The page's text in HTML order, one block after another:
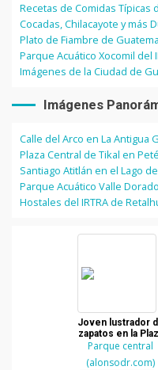
Recetas de Comidas Típicas
Cocadas, Chilacayote y más
Plato de Fiambre de
Parque Acuático Xocomil del
Imágenes de la Ciudad de
Imágenes
Calle del Arco en La Antigua
Plaza Central de Tikal en
Santiago Atitlán en el Lago
Parque Acuático Valle
Hostales del IRTRA de
Joven lustrador
zapatos en la
Central de la
Guatemala
Parque central
(alonsodr.com)